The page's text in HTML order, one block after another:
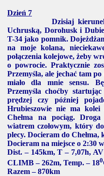
Dzień 7
Dzisiaj kierunek na
Uchruską, Dorohusk i
T-34 jako pomnik.
na moje kolana,
połączenia kolejowe, żeby
o powrocie. Praktycznie
Przemyśla, ale jechać tam
miało dla mnie sensu.
Przemyśla choćby
prędzej czy później
Hrubieszowie nie ma
Chełma na pociąg.
wiatrem czołowym, który
plecy. Docieram do
Docieram na miejsce o 2:30
Dist. – 145km, T – 7,07h,
CLIMB – 262m, Temp. – 180
Razem – 870km